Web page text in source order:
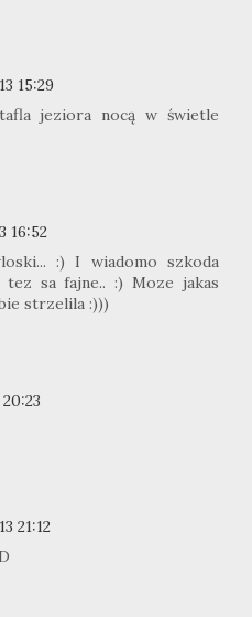
15:29
jeziora nocą w świetle
16:52
:) I wiadomo szkoda
tez sa fajne.. :) Moze jakas
strzelila :)))
21:12